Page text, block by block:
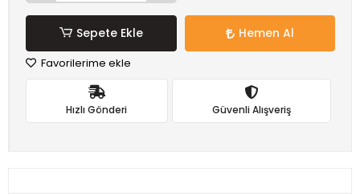
Sepete Ekle Hemen Al
Favorilerime ekle
Hızlı Gönderi Güvenli Alışveriş